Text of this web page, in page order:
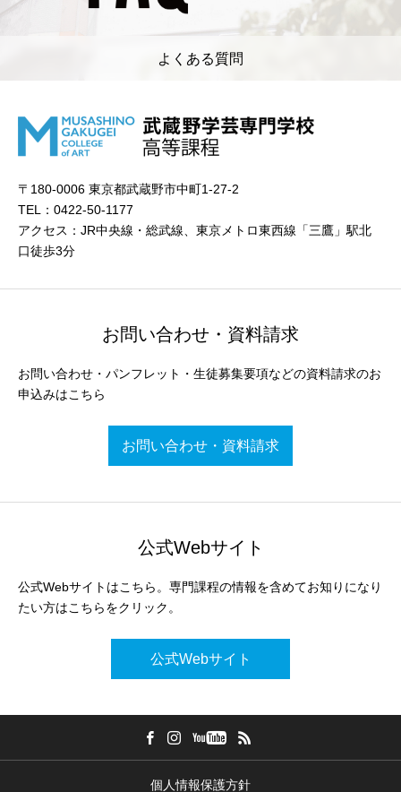
よくある質問
〒180-0006 東京都武蔵野市中町1-27-2
TEL：0422-50-1177
アクセス：JR中央線・総武線、東京メトロ東西線「三鷹」駅北
口徒歩3分
お問い合わせ・資料請求
お問い合わせ・パンフレット・生徒募集要項などの資料請求のお
申込みはこちら
お問い合わせ・資料請求
公式Webサイト
公式Webサイトはこちら。専門課程の情報を含めてお知りになり
たい方はこちらをクリック。
公式Webサイト
個人情報保護方針